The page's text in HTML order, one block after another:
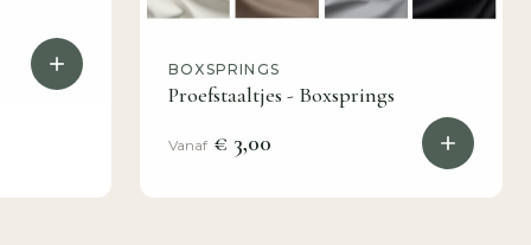
BOXSPRINGS
Proefstaaltjes - Boxsprings
Vanaf € 3,00